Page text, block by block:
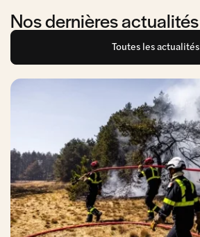
Nos dernières actualités
Toutes les actualités